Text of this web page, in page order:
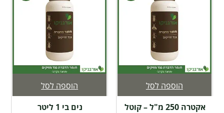
אקטרה 250 מ"ל – קוטל
הוספה לסל
נים בי 1 ליטר
הוספה לסל